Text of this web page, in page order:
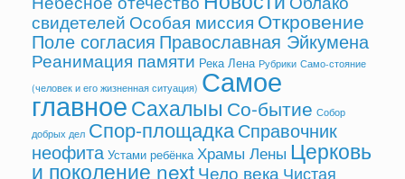
свидетелей Особая миссия Откровение
Поле согласия Православная Эйкумена
Реанимация памяти Река Лена Рубрики Само-стояние
(человек и его жизненная ситуация) Самое
главноеСахалыы Со-бытие Собор
добрых дел Спор-площадкаСправочник
неофита Устами ребёнка Храмы Лены Церковь
и поколение nextЧело векаЧистая